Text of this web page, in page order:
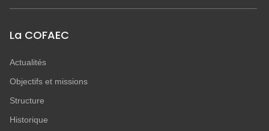
La COFAEC
Actualités
Objectifs et missions
Structure
Historique